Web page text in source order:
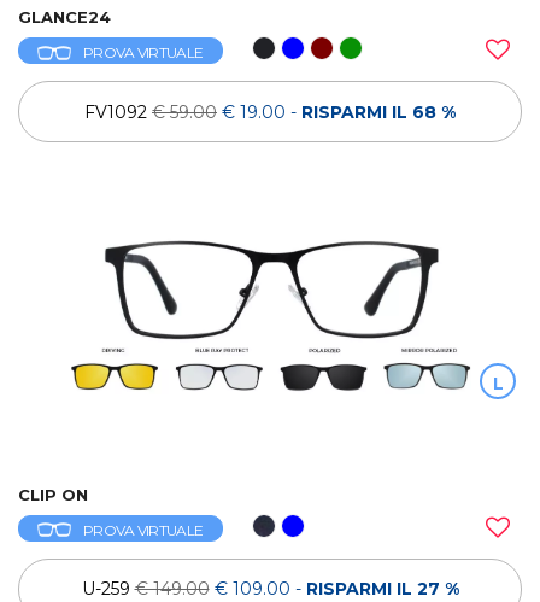
GLANCE24
PROVA VIRTUALE
FV1092 € 59.00 € 19.00 - RISPARMI IL 68 %
L
CLIP ON
PROVA VIRTUALE
U-259€ 149.00 € 109.00 - RISPARMI IL 27 %